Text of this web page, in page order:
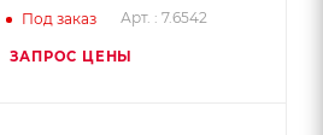
Под заказ Арт. : 7.6542
ЗАПРОС ЦЕНЫ